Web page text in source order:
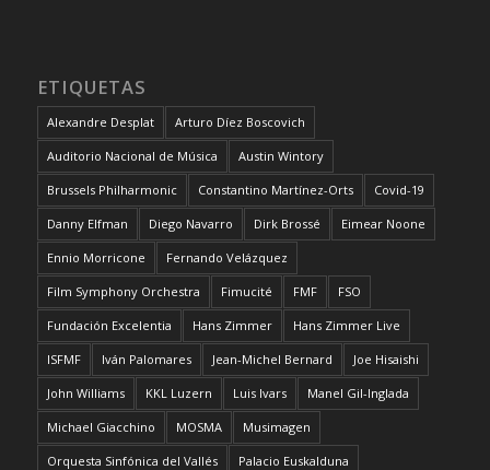
ETIQUETAS
Alexandre Desplat Arturo Díez Boscovich
Auditorio Nacional de Música Austin Wintory
Brussels Philharmonic Constantino Martínez-Orts Covid-19
Danny Elfman Diego Navarro Dirk Brossé Eimear Noone
Ennio Morricone Fernando Velázquez
Film Symphony Orchestra Fimucité FMF FSO
Fundación Excelentia Hans Zimmer Hans Zimmer Live
ISFMF Iván Palomares Jean-Michel Bernard Joe Hisaishi
John Williams KKL Luzern Luis Ivars Manel Gil-Inglada
Michael Giacchino MOSMA Musimagen
Orquesta Sinfónica del Vallés Palacio Euskalduna